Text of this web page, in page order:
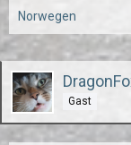
Norwegen
Gast